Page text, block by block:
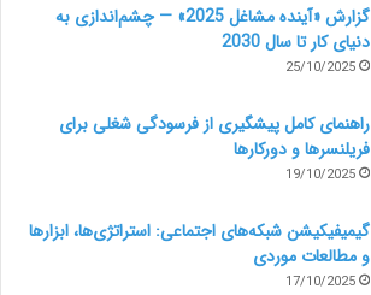
گزارش «آینده مشاغل 2025» — چشم‌اندازی به
دنیای کار تا سال 2030
25/10/2025
راهنمای کامل پیشگیری از فرسودگی شغلی برای
فریلنسرها و دورکارها
19/10/2025
گیمیفیکیشن شبکه‌های اجتماعی: استراتژی‌ها، ابزارها
و مطالعات موردی
17/10/2025